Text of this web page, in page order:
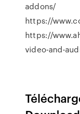
addons/
https://
https://
video-and-